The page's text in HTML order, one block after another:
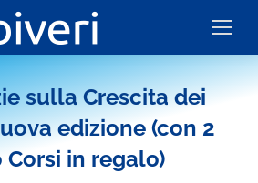
sulla Crescita dei
edizione (con 2
Corsi in regalo)